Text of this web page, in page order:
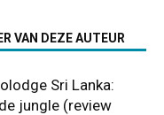
VAN DEZE AUTEUR
Sri Lanka:
jungle (review